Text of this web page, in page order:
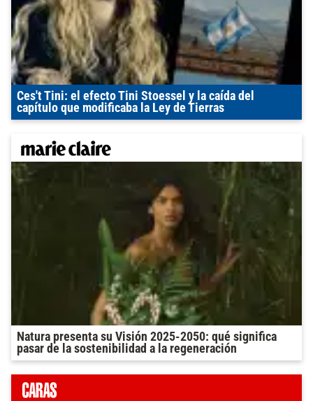
Ces't Tini: el efecto Tini Stoessel y la caída del
capítulo que modificaba la Ley de Tierras
Natura presenta su Visión 2025-2050: qué significa
pasar de la sostenibilidad a la regeneración